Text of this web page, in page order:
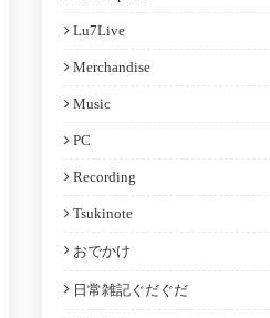
Lu7Live
Merchandise
Music
PC
Recording
Tsukinote
おでかけ
日常雑記ぐだぐだ